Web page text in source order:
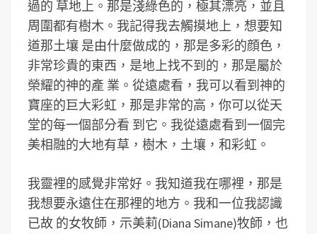
過的 草地上。那是淺綠色的，極其漂亮，並且
周圍都有樹木。我記得我去觸摸地上，想要知
道那土壤 是由什麼做成的，那是多彩的顔色，
非常珍貴的東西，是地上找不到的，那是屬於
榮耀的神的產 業。從遠處看，我可以看到神的
寶座的巨大彩虹，那是非常的高，你可以從天
堂的每一個部分看 到它。我從遠處看到一個完
美相融的大地有草，樹木，土壤，和彩虹。
我靈裡的感覺非常好。我知道我在哪裡，那是
我想要永遠住在那裡的地方。我和一位我認識
已故 的女牧師，示美莉(Diana Simane)牧師，也